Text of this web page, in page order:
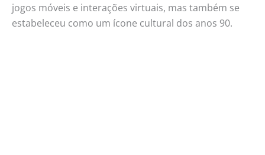
jogos móveis e interações virtuais, mas também se
estabeleceu como um ícone cultural dos anos 90.